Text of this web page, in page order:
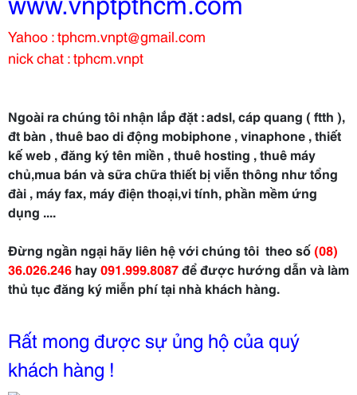
Yahoo : tphcm.vnpt@gmail.com
nick chat : tphcm.vnpt
Ngoài ra chúng tôi nhận lắp đặt : adsl, cáp quang ( ftth ),
đt bàn , thuê bao di động mobiphone , vinaphone , thiết
kế web , đăng ký tên miền , thuê hosting , thuê máy
chủ,mua bán và sữa chữa thiết bị viễn thông như tổng
đài , máy fax, máy điện thoại,vi tính, phần mềm ứng
dụng ....
Đừng ngần ngại hãy liên hệ với chúng tôi theo số (08)
36.026.246 hay091.999.8087để được hướng dẫn và làm
thủ tục đăng ký miễn phí tại nhà khách hàng.
Rất mong được sự ủng hộ của quý
khách hàng !